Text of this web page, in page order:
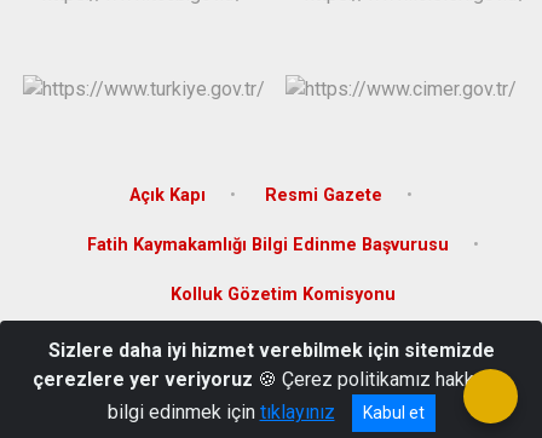
Açık Kapı Resmi Gazete
Fatih Kaymakamlığı Bilgi Edinme Başvurusu
Kolluk Gözetim Komisyonu
Vatan Caddesi Hükümet Konağı Fatih/İSTANBUL
Tel: 0212 533 00 37
Sizlere daha iyi hizmet verebilmek için sitemizde
çerezlere yer veriyoruz 🍪 Çerez politikamız hakkında
bilgi edinmek için tıklayınız Kabul et